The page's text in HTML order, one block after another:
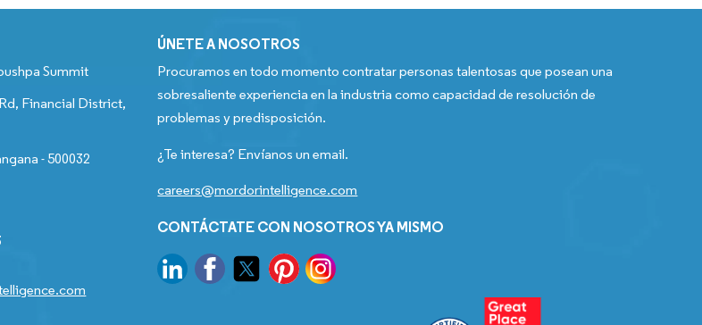
Summit
Financial District,
- 500032
ÚNETE A NOSOTROS
Procuramos en todo momento contratar personas talentosas que posean una
sobresaliente experiencia en la industria como capacidad de resolución de
problemas y predisposición.
¿Te interesa? Envíanos un email.
careers@mordorintelligence.com
CONTÁCTATE CON NOSOTROS YA MISMO